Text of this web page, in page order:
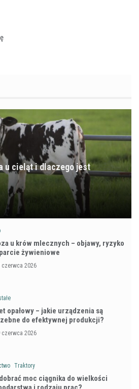
u cieląt i dlaczego jest
u krów mlecznych – objawy, ryzyko
żywieniowe
czerwca 2026
opałowy – jakie urządzenia są
do efektywnej produkcji?
czerwca 2026
Traktory
moc ciągnika do wielkości